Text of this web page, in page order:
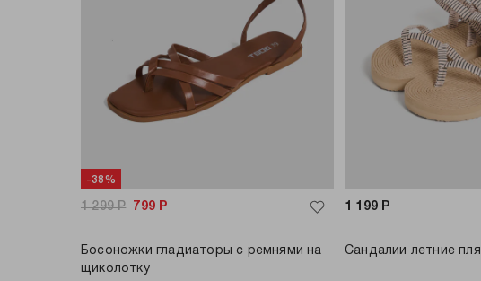
-38%
1 299Р 799 Р
Босоножки гладиаторы с ремнями на
щиколотку
1 199 Р
Сандалии летние